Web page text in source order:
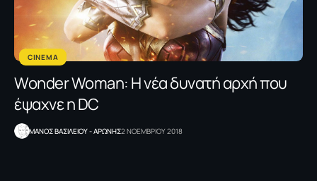
CINEMA
Wonder Woman: Η νέα δυνατή αρχή που
έψαχνε η DC
ΜΑΝΟΣ ΒΑΣΙΛΕΙΟΥ - ΑΡΩΝΗΣ2 ΝΟΕΜΒΡΙΟΥ 2018